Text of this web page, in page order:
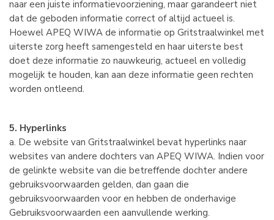
naar een juiste informatievoorziening, maar garandeert niet
dat de geboden informatie correct of altijd actueel is.
Hoewel APEQ WIWA de informatie op Gritstraalwinkel met
uiterste zorg heeft samengesteld en haar uiterste best
doet deze informatie zo nauwkeurig, actueel en volledig
mogelijk te houden, kan aan deze informatie geen rechten
worden ontleend.
5. Hyperlinks
a. De website van Gritstraalwinkel bevat hyperlinks naar
websites van andere dochters van APEQ WIWA. Indien voor
de gelinkte website van die betreffende dochter andere
gebruiksvoorwaarden gelden, dan gaan die
gebruiksvoorwaarden voor en hebben de onderhavige
Gebruiksvoorwaarden een aanvullende werking.